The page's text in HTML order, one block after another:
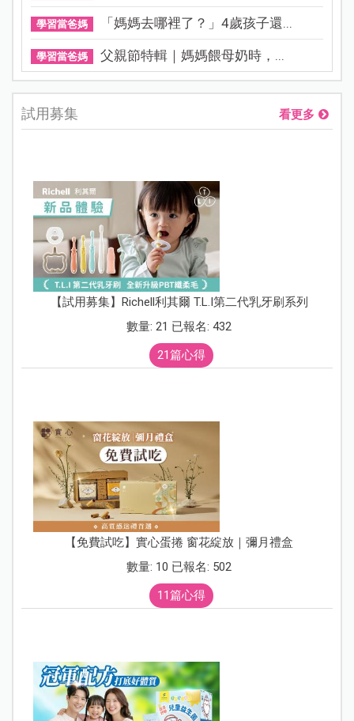
學習當爸媽 「媽媽去哪裡了？」4歲孩子還...
學習當爸媽 父親節特輯｜媽媽餵母奶時，...
試用募集 看更多
【試用募集】Richell利其爾 T.L.I第二代乳牙刷系列
數量: 21 已報名: 432
21篇心得
【免費試吃】實心蛋捲 窗花綻放｜彌月禮盒
數量: 10 已報名: 502
11篇心得